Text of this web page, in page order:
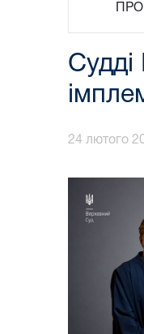
24 лютого